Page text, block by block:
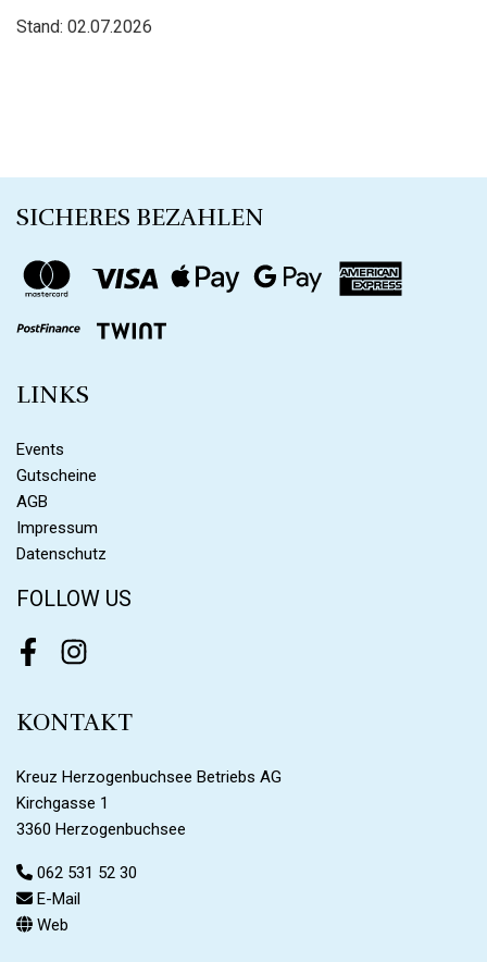
Stand: 02.07.2026
SICHERES BEZAHLEN
LINKS
Events
Gutscheine
AGB
Impressum
Datenschutz
FOLLOW US
FacebookInstagram
KONTAKT
Kreuz Herzogenbuchsee Betriebs AG
Kirchgasse 1
3360 Herzogenbuchsee
062 531 52 30
E-Mail
Web